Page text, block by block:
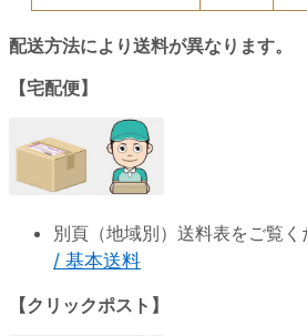
配送方法により送料が異なります。
【宅配便】
別頁（地域別）送料表をご覧
/ 基本送料
【クリックポスト】